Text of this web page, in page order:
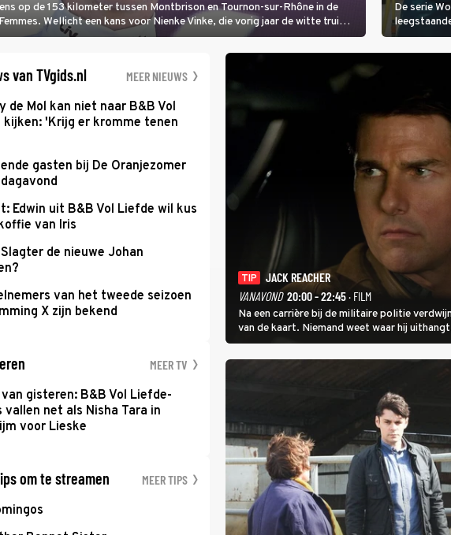
op de 153 kilometer tussen Montbrison en Tournon-sur-Rhône in de
Wellicht een kans voor Nienke Vinke, die vorig jaar de witte trui
De serie
dicht bij
van TVgids.nl MEER NIEUWS
de Mol kan niet naar B&B Vol
kijken: 'Krijg er kromme tenen
gasten bij De Oranjezomer
Edwin uit B&B Vol Liefde wil kus
van Iris
de nieuwe Johan
van het tweede seizoen
X zijn bekend
MEER TV
van gisteren: B&B Vol Liefde-
vallen net als Nisha Tara in
voor Lieske
om te streamen MEER TIPS
TIP
JACK REACHER
VANAVOND 20:00 - 22:45· FILM
Na een carrière bij de militaire politie
van de kaart. Niemand weet waar hij
hem vraagt.